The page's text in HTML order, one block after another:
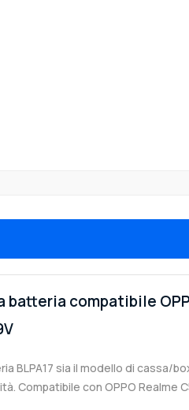
compatibile
BLPA17 sia il modello di cassa/
Compatibile con OPPO Realme